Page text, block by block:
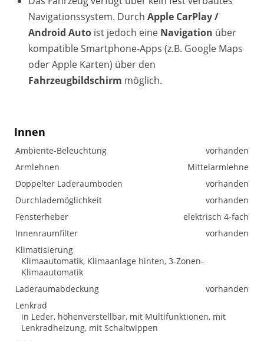
Navigationssystem. Durch Apple CarPlay /
Android Auto ist jedoch eine Navigation über
kompatible Smartphone-Apps (z.B. Google Maps
oder Apple Karten) über den
Fahrzeugbildschirm möglich.
Innen
Ambiente-Beleuchtung
vorhanden
Armlehnen
Mittelarmlehne
Doppelter Laderaumboden
vorhanden
Durchlademöglichkeit
vorhanden
Fensterheber
elektrisch 4-fach
Innenraumfilter
vorhanden
Klimatisierung
Klimaautomatik, Klimaanlage hinten, 3-Zonen-
Klimaautomatik
Laderaumabdeckung
vorhanden
Lenkrad
in Leder, höhenverstellbar, mit Multifunktionen, mit
Lenkradheizung, mit Schaltwippen